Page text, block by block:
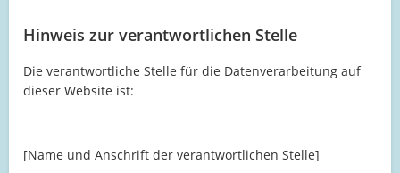
Hinweis zur verantwortlichen Stelle
Die verantwortliche Stelle für die Datenverarbeitung auf
dieser Website ist:
[Name und Anschrift der verantwortlichen Stelle]